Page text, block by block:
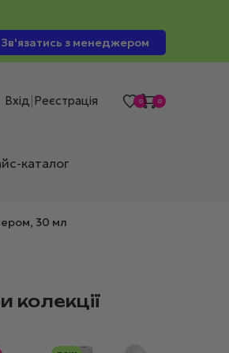
Зв'язатись з менеджером
Вхід Реєстрація 0 0
каталог
30 мл
колекції